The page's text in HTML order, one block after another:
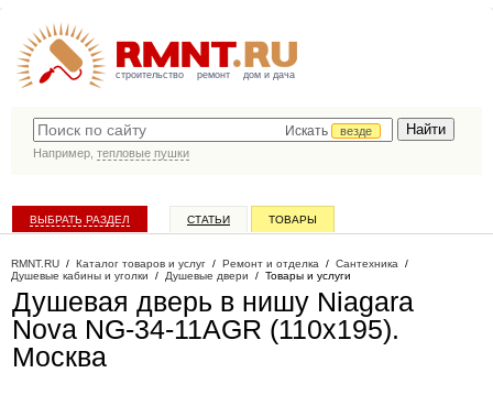
строительство ремонт дом и дача
Искать
везде
Например, тепловые пушки
ВЫБРАТЬ РАЗДЕЛ СТАТЬИ ТОВАРЫ
RMNT.RU / Каталог товаров и услуг / Ремонт и отделка / Сантехника /
Душевые кабины и уголки / Душевые двери / Товары и услуги
Душевая дверь в нишу Niagara
Nova NG-34-11AGR (110х195).
Москва